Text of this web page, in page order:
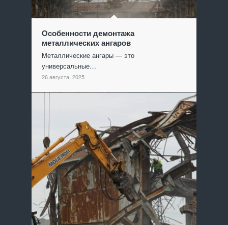
Особенности демонтажа
металлических ангаров
Металлические ангары — это
универсальные…
26 августа, 2025